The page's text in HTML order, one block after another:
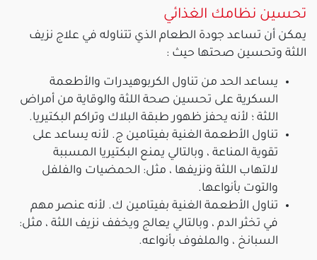
تحسين نظامك الغذائي
يمكن أن تساعد جودة الطعام الذي تتناوله في علاج نزيف
اللثة وتحسين صحتها حيث :
يساعد الحد من تناول الكربوهيدرات والأطعمة
السكرية على تحسين صحة اللثة والوقاية من أمراض
اللثة ؛ لأنه يحفز ظهور طبقة البلاك وتراكم البكتيريا.
تناول الأطعمة الغنية بفيتامين ج. لأنه يساعد على
تقوية المناعة ، وبالتالي يمنع البكتيريا المسببة
لالتهاب اللثة ونزيفها ، مثل: الحمضيات والفلفل
والتوت بأنواعها.
تناول الأطعمة الغنية بفيتامين ك. لأنه عنصر مهم
في تخثر الدم ، وبالتالي يعالج ويخفف نزيف اللثة ، مثل:
السبانخ ، والملفوف بأنواعه.